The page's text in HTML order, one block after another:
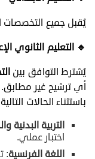
يُقبل جميع التخصصات
🔹 التعليم الثانوي
يُشترط التوافق بين
أي ترشيح غير مطابق.
باستثناء الحالات
التربية البدنية
اختبار عملي.
اللغة الفرنسية: